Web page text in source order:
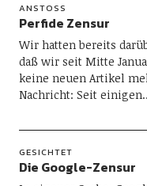
ANSTOSS
Perfide Zensur
Wir hatten bereits
daß wir seit Mitte
keine neuen Artikel
Nachricht: Seit
GESICHTET
Die Google-Zensur